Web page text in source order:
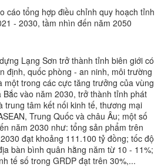
cáo tổng hợp điều chỉnh quy hoạch tỉnh
- 2030, tầm nhìn đến năm 2050
Lạng Sơn trở thành tỉnh biên giới có
định, quốc phòng - an ninh, môi trường
một trong các cực tăng trưởng của vùng
vào năm 2030, trở thành tỉnh phát
trung tâm kết nối kinh tế, thương mại
Trung Quốc và châu Âu; một số
năm 2030 như: tổng sản phẩm trên
đạt khoảng 111.100 tỷ đồng; tốc độ
bàn bình quân hằng năm từ 10 - 11%;
tế số trong GRDP đạt trên 30%,...